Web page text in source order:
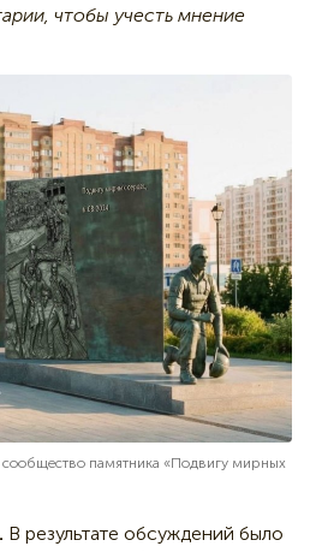
чтобы учесть мнение
памятника «Подвигу мирных
. В результате обсуждений было